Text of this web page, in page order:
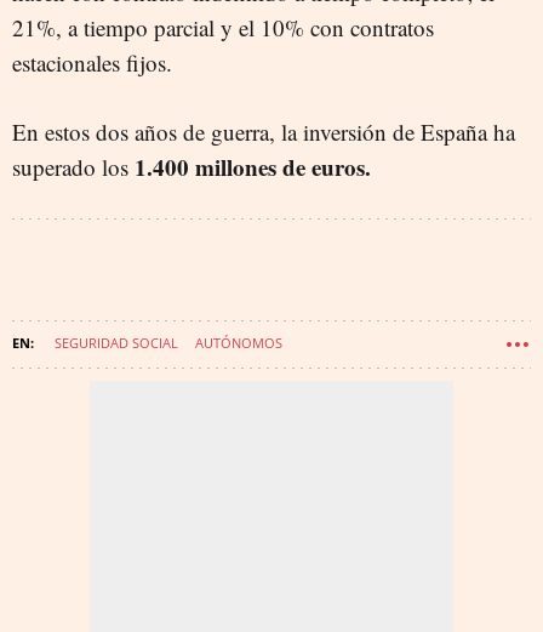
21%, a tiempo parcial y el 10% con contratos
estacionales fijos.
En estos dos años de guerra, la inversión de España ha
superado los 1.400 millones de euros.
SEGURIDAD SOCIAL AUTÓNOMOS